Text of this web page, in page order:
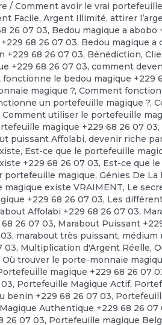
/Comment avoir le vrai
Facile,Argent Illimité,attirer
26 07 03, Bedou magique a abobo
68 26 07 03, Bedou magique a
+229 68 26 07 03, Bénédiction,
+229 68 26 07 03,comment
fonctionne le bedou magique +229
magique ?,Comment
un portefeuille magique ?,
Comment utiliser le portefeuille
magique +229 68 26 07 03,
puissant Affolabi,devenir riche
, Est-ce que le portefeuille
+229 68 26 07 03, Est-ce que
portefeuille magique,Génies De La
magique existe VRAIMENT, Le
+229 68 26 07 03, Les
Affolabi +229 68 26 07 03,
26 07 03, Marabout Puissant
, marabout très puissant, médium
03, Multiplication d'Argent Réelle,
Où trouver le porte-monnaie
magique +229 68 26 07
, Portefeuille Magique Actif,
benin +229 68 26 07 03,
Authentique +229 68 26 07
26 07 03, Portefeuille magique